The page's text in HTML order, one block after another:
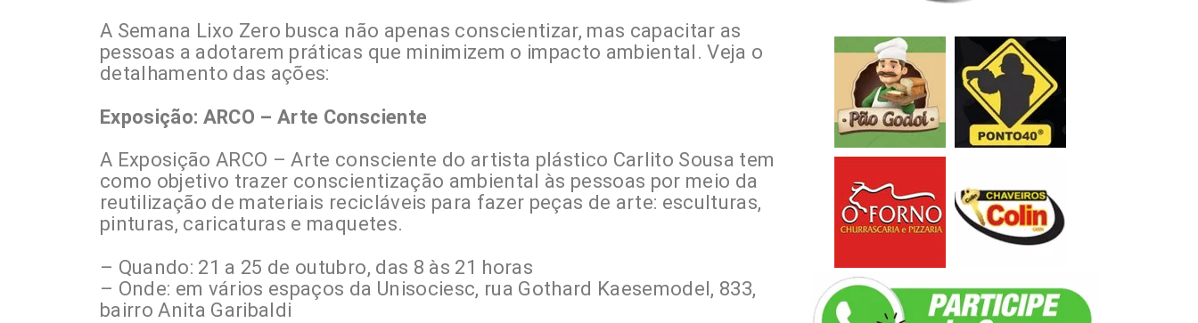
A Semana Lixo Zero busca não apenas conscientizar, mas capacitar as
pessoas a adotarem práticas que minimizem o impacto ambiental. Veja o
detalhamento das ações:
Exposição: ARCO – Arte Consciente
A Exposição ARCO – Arte consciente do artista plástico Carlito Sousa tem
como objetivo trazer conscientização ambiental às pessoas por meio da
reutilização de materiais recicláveis para fazer peças de arte: esculturas,
pinturas, caricaturas e maquetes.
– Quando: 21 a 25 de outubro, das 8 às 21 horas
– Onde: em vários espaços da Unisociesc, rua Gothard Kaesemodel, 833,
bairro Anita Garibaldi